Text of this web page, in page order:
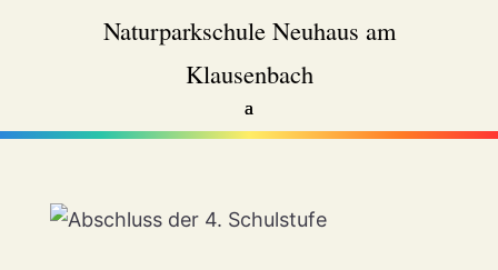
Naturparkschule Neuhaus am
Klausenbach